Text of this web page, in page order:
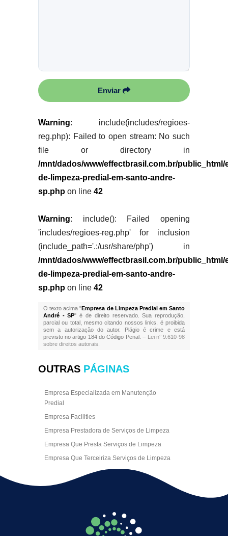
Enviar
Warning: include(includes/regioes-
reg.php): Failed to open stream: No such
file or directory in
/mnt/dados/www/effectbrasil.com.br/public_html/
de-limpeza-predial-em-santo-andre-
sp.phpon line 42
Warning: include(): Failed opening
'includes/regioes-reg.php' for inclusion
(include_path='.:/usr/share/php') in
/mnt/dados/www/effectbrasil.com.br/public_html/
de-limpeza-predial-em-santo-andre-
sp.phpon line 42
O texto acima "Empresa de Limpeza Predial em Santo
André - SP" é de direito reservado. Sua reprodução,
parcial ou total, mesmo citando nossos links, é proibida
sem a autorização do autor. Plágio é crime e está
previsto no artigo 184 do Código Penal. – Lei n° 9.610-98
sobre direitos autorais
OUTRAS PÁGINAS
Empresa Especializada em Manutenção
Predial
Empresa Facilities
Empresa Prestadora de Serviços de Limpeza
Empresa Que Presta Serviços de Limpeza
Empresa Que Terceiriza Serviços de Limpeza
Empresa Terceirizada de Portaria
Empresa de Facilities
Empresa de Limpeza Empresarial
Empresa de Limpeza Predial